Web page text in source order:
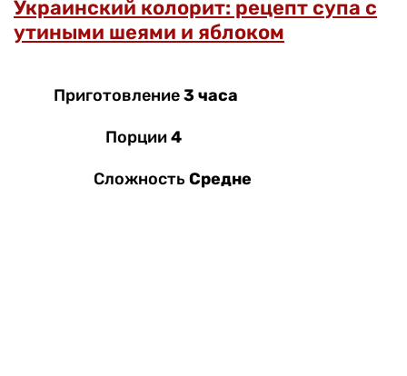
Украинский колорит: рецепт супа с
утиными шеями и яблоком
Приготовление3 часа
Порции4
Сложность Средне